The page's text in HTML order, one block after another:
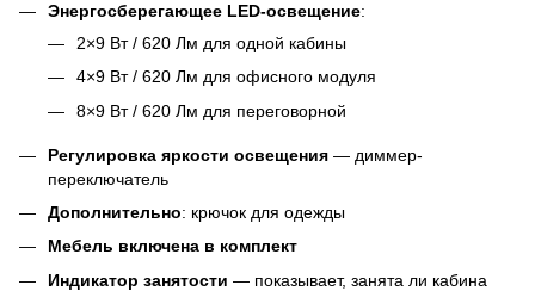
Энергосберегающее LED-освещение:
2×9 Вт / 620 Лм для одной кабины
4×9 Вт / 620 Лм для офисного модуля
8×9 Вт / 620 Лм для переговорной
Регулировка яркости освещения — диммер-
переключатель
Дополнительно: крючок для одежды
Мебель включена в комплект
Индикатор занятости — показывает, занята ли кабина